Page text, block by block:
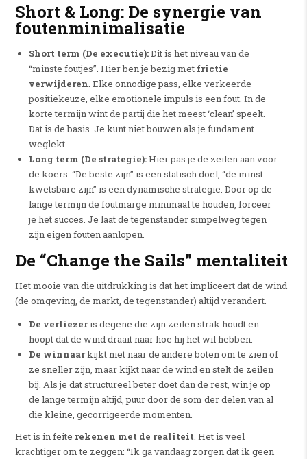
Short & Long: De synergie van
foutenminimalisatie
Short term (De executie):Dit is het niveau van de
“minste foutjes”. Hier ben je bezig met frictie
verwijderen. Elke onnodige pass, elke verkeerde
positiekeuze, elke emotionele impuls is een fout. In de
korte termijn wint de partij die het meest ‘clean’ speelt.
Dat is de basis. Je kunt niet bouwen als je fundament
weglekt.
Long term (De strategie):Hier pas je de zeilen aan voor
de koers. “De beste zijn” is een statisch doel, “de minst
kwetsbare zijn” is een dynamische strategie. Door op de
lange termijn de foutmarge minimaal te houden, forceer
je het succes. Je laat de tegenstander simpelweg tegen
zijn eigen fouten aanlopen.
De “Change the Sails” mentaliteit
Het mooie van die uitdrukking is dat het impliceert dat de wind
(de omgeving, de markt, de tegenstander) altijd verandert.
De verliezeris degene die zijn zeilen strak houdt en
hoopt dat de wind draait naar hoe hij het wil hebben.
De winnaarkijkt niet naar de andere boten om te zien of
ze sneller zijn, maar kijkt naar de wind en stelt de zeilen
bij. Als je dat structureel beter doet dan de rest, win je op
de lange termijn altijd, puur door de som der delen van al
die kleine, gecorrigeerde momenten.
Het is in feite rekenen met de realiteit. Het is veel
krachtiger om te zeggen: “Ik ga vandaag zorgen dat ik geen